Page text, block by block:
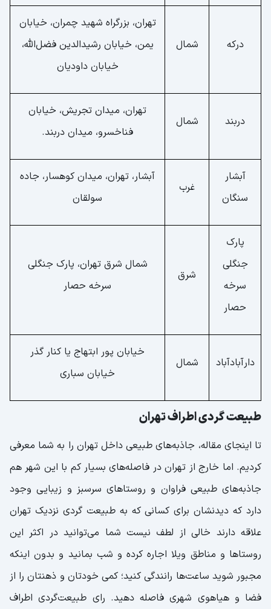
درکه شمال
تهران، بزرگراه شهید چمران، خیابان
یمن، خیابان رشیدالدین فضل‌الله،
خیابان داودیان
دربند شمال
تهران، میدان تجریش، خیابان
فناخسرو، میدان دربند.
آبشار
سنگان
غرب
آبشار، تهران، میدان کوهسار، جاده
سولقان
پارک
جنگلی
سرخه
حصار
شرق
شمال شرق تهران، پارک جنگلی
سرخه حصار
دارآبادآباد شمال
خیابان پور ابتهاج یا کنار گذر
خیابان سباری
طبیعت گردی اطراف تهران
تا اینجای مقاله، جاذبه‌های طبیعی داخل تهران را به شما معرفی
کردیم. اما خارج از تهران در فاصله‌های بسیار کم با این شهر هم
جاذبه‌های طبیعی فراوان و روستاهای سرسبز و زیبایی وجود
دارد که دیدنشان برای کسانی که به طبیعت گردی نزدیک تهران
علاقه دارند خالی از لطف نیست شما می‌توانید در اکثر این
روستاها و مناطق ویلا اجاره کرده و شب بمانید و بدون اینکه
مجبور شوید ساعت‌ها رانندگی کنید؛ کمی خودتان و ذهنتان را از
فضا و هیاهوی شهری فاصله دهید. رای طبیعت‌گردی اطراف